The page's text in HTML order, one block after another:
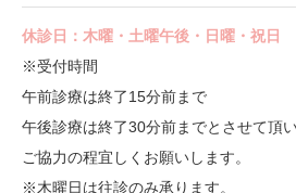
休診日：木曜・土曜午後・日曜・祝日
※受付時間
午前診療は終了15分前まで
午後診療は終了30分前までとさせて頂
ご協力の程宜しくお願いします。
※木曜日は往診のみ承ります。